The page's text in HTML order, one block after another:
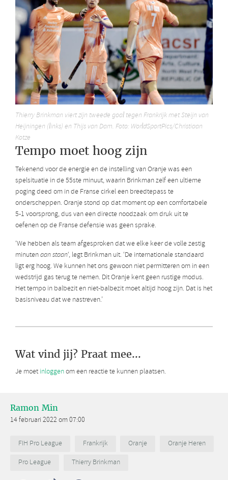
Thierry Brinkman viert zijn tweede goal tegen Frankrijk met Steijn van
Heijningen (links) en Thijs van Dam. Foto: WorldSportPics/Christiaan
Kotze
Tempo moet hoog zijn
Tekenend voor de energie en de instelling van Oranje was een
spelsituatie in de 55ste minuut, waarin Brinkman zelf een ultieme
poging deed om in de Franse cirkel een breedtepass te
onderscheppen. Oranje stond op dat moment op een comfortabele
5-1 voorsprong, dus van een directe noodzaak om druk uit te
oefenen op de Franse defensie was geen sprake.
‘We hebben als team afgesproken dat we elke keer de volle zestig
minutenaan staan‘, legt Brinkman uit. ‘De internationale standaard
ligt erg hoog. We kunnen het ons gewoon niet permitteren om in een
wedstrijd gas terug te nemen. Dit Oranje kent geen rustige modus.
Het tempo in balbezit en niet-balbezit moet altijd hoog zijn. Dat is het
basisniveau dat we nastreven.’
Wat vind jij? Praat mee...
Je moet inloggenom een reactie te kunnen plaatsen.
Ramon Min
14 februari 2022 om 07:00
FIH Pro League Frankrijk Oranje
Oranje Heren
Pro League
Thierry Brinkman